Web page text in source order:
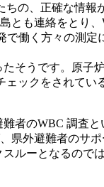
の、正確な情報
とも連絡をとり
で働く方々の測定
そうです。原子
ックをされてい
者のWBC 調査と
県外避難者のサポ
ルーとなるので